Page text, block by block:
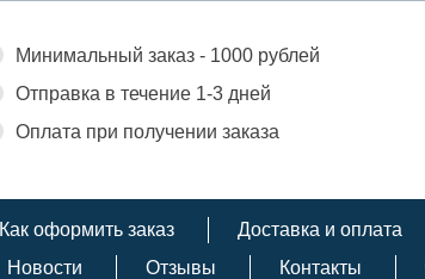
Минимальный заказ - 1000 рублей
Отправка в течение 1-3 дней
Оплата при получении заказа
Как оформить заказ Доставка и оплата
Новости Отзывы Контакты